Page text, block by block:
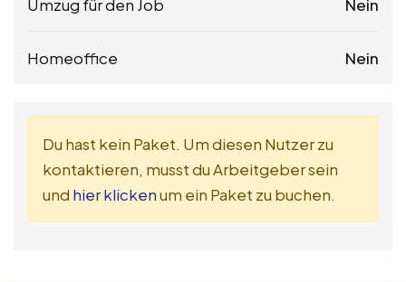
Umzug für den Job Nein
Homeoffice Nein
Du hast kein Paket. Um diesen Nutzer zu
kontaktieren, musst du Arbeitgeber sein
und hier klickenum ein Paket zu buchen.